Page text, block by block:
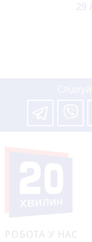
РОБОТА У НАС